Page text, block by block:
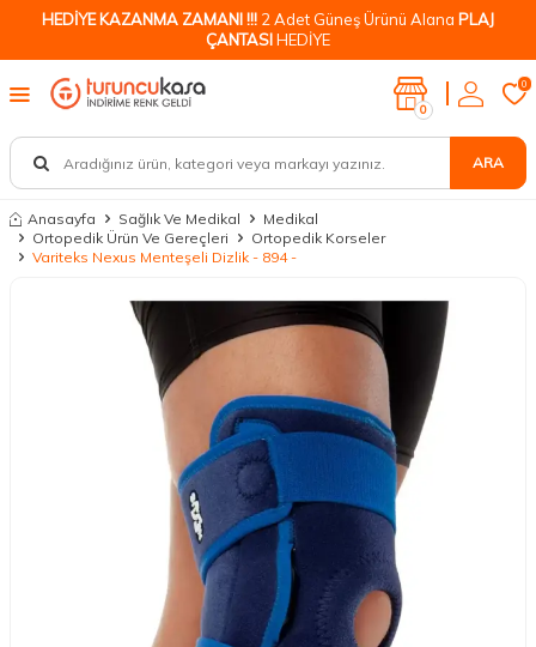
HEDİYE KAZANMA ZAMANI !!! 2 Adet Güneş Ürünü Alana PLAJ
ÇANTASIHEDİYE
ARA
0
0
Anasayfa Sağlık Ve Medikal
Medikal
Ortopedik Ürün Ve Gereçleri
Ortopedik Korseler
Variteks Nexus Menteşeli Dizlik - 894 -